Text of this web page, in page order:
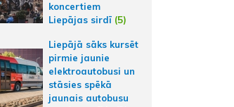
koncertiem
Liepājas sirdī (5)
Liepājā sāks kursēt
pirmie jaunie
elektroautobusi un
stāsies spēkā
jaunais autobusu